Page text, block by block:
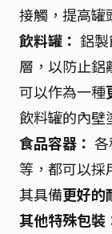
接觸，提高罐
飲料罐： 鋁
層，以防止鋁
可以作為一種
飲料罐的內壁
食品容器：
等，都可以採
其具備更好的
其他特殊包裝